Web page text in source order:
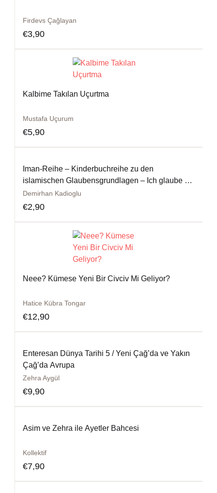
Firdevs Çağlayan
€3,90
Kalbime Takılan Uçurtma
Mustafa Uçurum
€5,90
Iman-Reihe – Kinderbuchreihe zu den
islamischen Glaubensgrundlagen – Ich glaube an
die Propheten
Demirhan Kadioglu
€2,90
Neee? Kümese Yeni Bir Civciv Mi Geliyor?
Hatice Kübra Tongar
€12,90
Enteresan Dünya Tarihi 5 / Yeni Çağ’da ve Yakın
Çağ’da Avrupa
Zehra Aygül
€9,90
Asim ve Zehra ile Ayetler Bahcesi
Kollektif
€7,90